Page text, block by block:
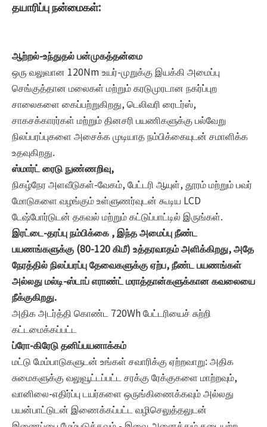
தயாரிப்பு நன்மைகள்:
ஆற்றல்-உந்துதல் பன்முகத்தன்மை
ஒரு வலுவான 120Nm உயர்-முறுக்கு இயக்கி அமைப்பு
செங்குத்தான மலைகள் மற்றும் கரடுமுரடான நகர்ப்புற
சாலைகளை கைப்பற்றுகிறது, டெலிவரி ரைடர்ஸ்,
சாகசக்காரர்கள் மற்றும் தினசரி பயணிகளுக்கு பல்வேறு
நிலப்பரப்புகளை அசைக்க முடியாத நம்பிக்கையுடன் சமாளிக்க
உதவுகிறது.
ஸ்மார்ட் ரைடு நுண்ணறிவு,
நிகழ்நேர அளவீடுகள்-வேகம், பேட்டரி ஆயுள், தூரம் மற்றும் பவர்
மோடுகளை வழங்கும் உள்ளுணர்வுடன் கூடிய LCD
டேஷ்போர்டுடன் தகவல் மற்றும் கட்டுப்பாட்டில் இருங்கள்.
இரட்டை-தரப்பு நம்பிக்கை , இந்த அமைப்பு நீண்ட
பயணங்களுக்கு (80-120 கிமீ) உத்தரவாதம் அளிக்கிறது, அதே
நேரத்தில் நிலப்பரப்பு தேவைகளுக்கு ஏற்ப, நீண்ட பயணங்கள்
அல்லது மல்டி-ஸ்டாப் எராண்ட் மராத்தான்களுக்கான கவலையை
நீக்குகிறது.
அதிக அடர்த்தி கொண்ட 720Wh பேட்டரியைச் சுற்றி
கட்டமைக்கப்பட்ட
ப்ரோ-கிரேடு தனிப்பயனாக்கம்
மட்டு மேம்பாடுகளுடன் உங்கள் சவாரிக்கு ஏற்றவாறு: அதிக
சுமைகளுக்கு வலுவூட்டப்பட்ட சரக்கு ரேக்குகளை மாற்றவும்,
வானிலை-எதிர்ப்பு டயர்களை ஒருங்கிணைக்கவும் அல்லது
பயன்பாட்டுடன் இணைக்கப்பட்ட வழிசெலுத்தலுடன்